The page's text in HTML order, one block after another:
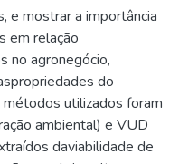
e mostrar a importância
em relação
no agronegócio,
do
utilizados foram
ambiental) e VUD
daviabilidade de